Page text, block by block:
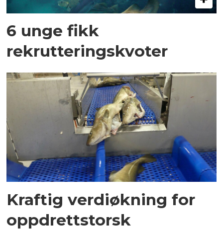
6 unge fikk
rekrutteringskvoter
Kraftig verdiøkning for
oppdrettstorsk